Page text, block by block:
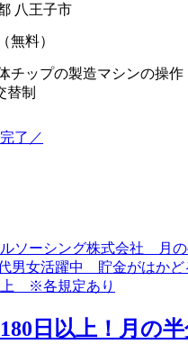
八王子市
無料）
チップの製造マシンの操作
替制
了／
日以上！月の